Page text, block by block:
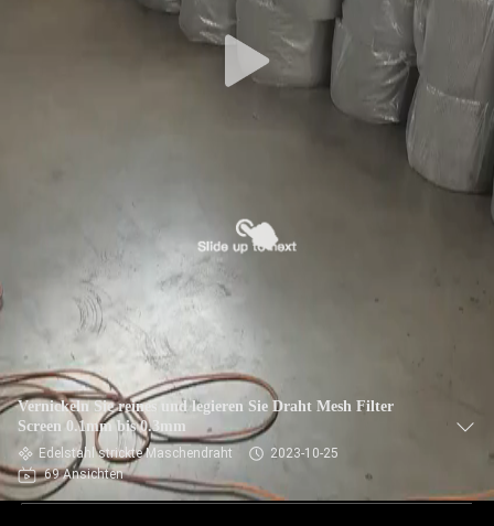
Vernickeln Sie reines und legieren Sie Draht Mesh Filter
Screen 0.1mm bis 0.3mm
Edelstahl strickte Maschendraht
2023-10-25
69 Ansichten